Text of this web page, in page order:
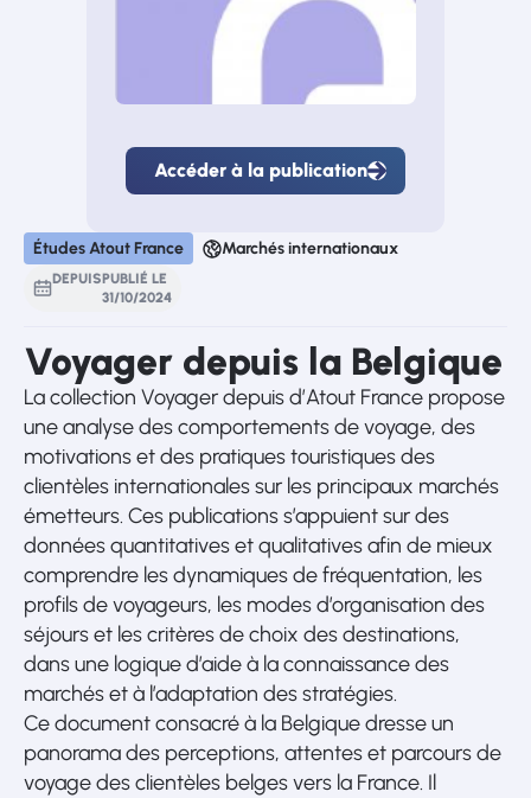
Accéder
à
publication
Accéder à la publication
Études Atout France Marchés internationaux
DEPUISPUBLIÉ LE
31/10/2024
Voyager depuis la Belgique
La collection Voyager depuis d’Atout France propose
une analyse des comportements de voyage, des
motivations et des pratiques touristiques des
clientèles internationales sur les principaux marchés
émetteurs. Ces publications s’appuient sur des
données quantitatives et qualitatives afin de mieux
comprendre les dynamiques de fréquentation, les
profils de voyageurs, les modes d’organisation des
séjours et les critères de choix des destinations,
dans une logique d’aide à la connaissance des
marchés et à l’adaptation des stratégies.
Ce document consacré à la Belgique dresse un
panorama des perceptions, attentes et parcours de
voyage des clientèles belges vers la France. Il